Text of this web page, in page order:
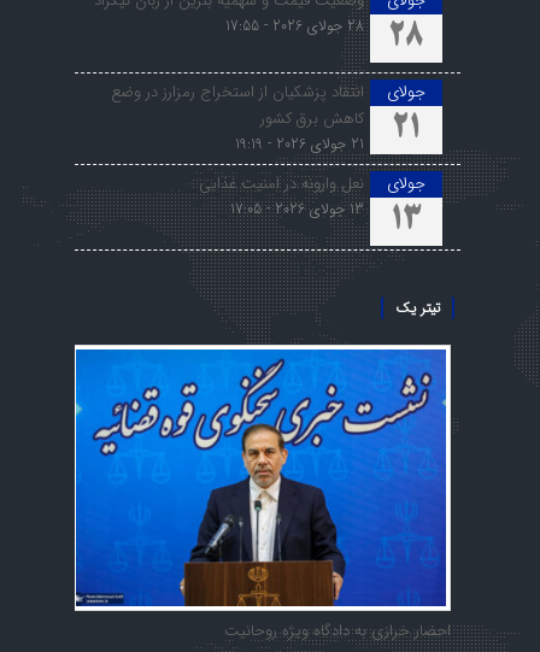
28 28 جولای 2026 - 17:55
جولای
21
انتقاد پزشکیان از استخراج رمزارز در وضع
کاهش برق کشور
21 جولای 2026 - 19:19
جولای
13
نعل وارونه در امنیت غذایی
13 جولای 2026 - 17:05
تیتر یک
احضار خرازی به دادگاه ویژه روحانیت